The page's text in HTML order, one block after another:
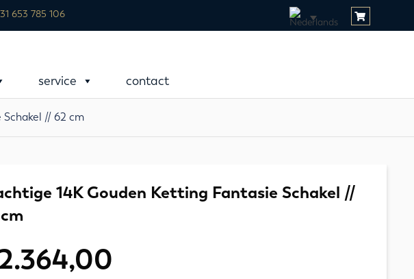
653 785 106
service contact
// 62 cm
14K Gouden Ketting Fantasie Schakel //